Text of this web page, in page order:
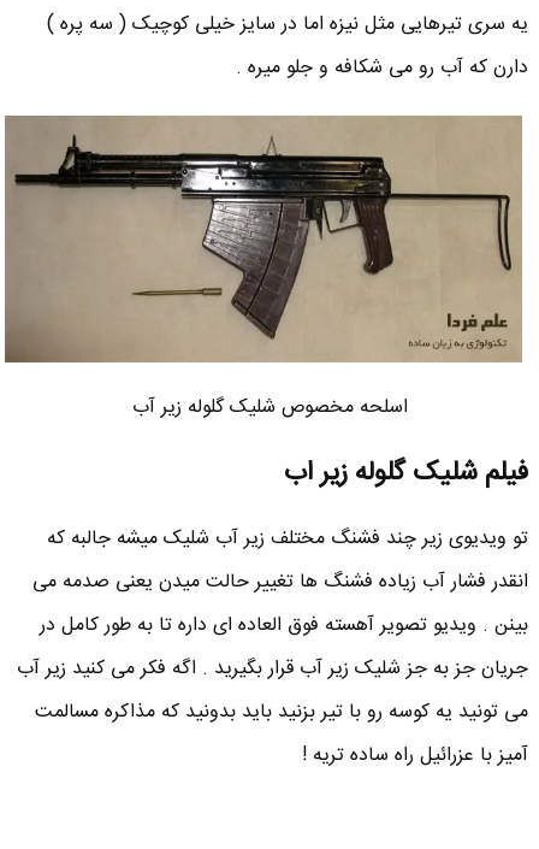
یه سری تیرهایی مثل نیزه اما در سایز خیلی کوچیک ( سه پره )
دارن که آب رو می شکافه و جلو میره .
اسلحه مخصوص شلیک گلوله زیر آب
فیلم شلیک گلوله زیر اب
تو ویدیوی زیر چند فشنگ مختلف زیر آب شلیک میشه جالبه که
انقدر فشار آب زیاده فشنگ ها تغییر حالت میدن یعنی صدمه می
بینن . ویدیو تصویر آهسته فوق العاده ای داره تا به طور کامل در
جریان جز به جز شلیک زیر آب قرار بگیرید . اگه فکر می کنید زیر آب
می تونید یه کوسه رو با تیر بزنید باید بدونید که مذاکره مسالمت
آمیز با عزرائیل راه ساده تریه !